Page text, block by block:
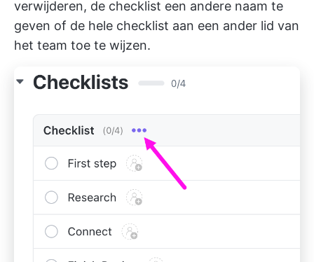
verwijderen, de checklist een andere naam te
geven of de hele checklist aan een ander lid van
het team toe te wijzen.